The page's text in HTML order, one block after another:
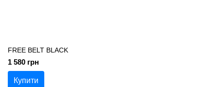
FREE BELT BLACK
1 580 грн
Купити